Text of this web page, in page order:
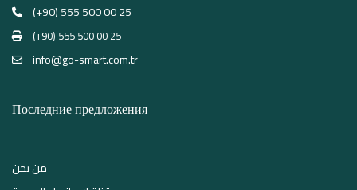
(+90) 555 500 00 25
(+90) 555 500 00 25
info@go-smart.com.tr
Последние предложения
من نحن